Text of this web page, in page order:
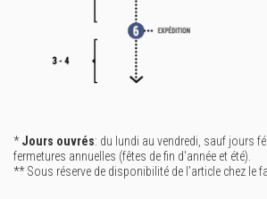
*Jours ouvrés: du lundi au vendredi, sauf jours
fermetures annuelles (fêtes de fin d'année et été).
** Sous réserve de disponibilité de l'article chez le